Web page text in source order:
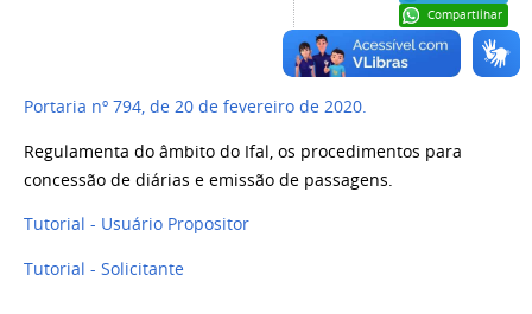
Compartilhar
Portaria nº 794, de 20 de fevereiro de 2020.
Regulamenta do âmbito do Ifal, os procedimentos para
concessão de diárias e emissão de passagens.
Tutorial - Usuário Propositor
Tutorial - Solicitante